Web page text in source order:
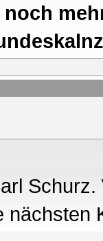
nächsten